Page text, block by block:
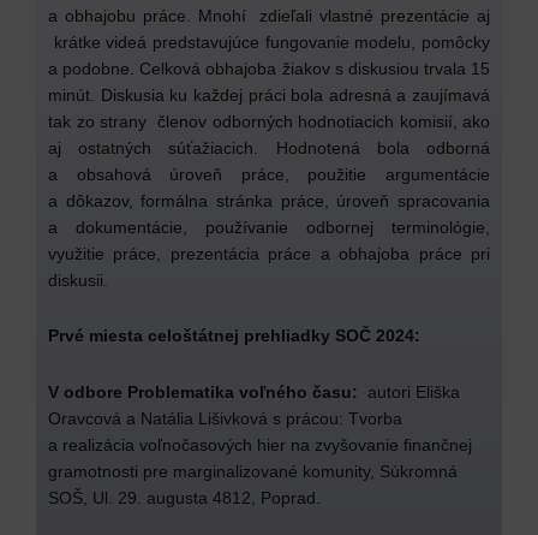
a obhajobu práce. Mnohí zdieľali vlastné prezentácie aj
krátke videá predstavujúce fungovanie modelu, pomôcky
a podobne. Celková obhajoba žiakov s diskusiou trvala 15
minút. Diskusia ku každej práci bola adresná a zaujímavá
tak zo strany členov odborných hodnotiacich komisií, ako
aj ostatných súťažiacich. Hodnotená bola odborná
a obsahová úroveň práce, použitie argumentácie
a dôkazov, formálna stránka práce, úroveň spracovania
a dokumentácie, používanie odbornej terminológie,
využitie práce, prezentácia práce a obhajoba práce pri
diskusii.
Prvé miesta celoštátnej prehliadky SOČ 2024:
V odbore Problematika voľného času:
autori Eliška
Oravcová a Natália Lišivková s prácou: Tvorba
a realizácia voľnočasových hier na zvyšovanie finančnej
gramotnosti pre marginalizované komunity, Súkromná
SOŠ, Ul. 29. augusta 4812, Poprad.